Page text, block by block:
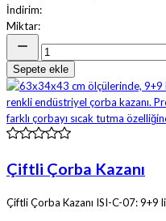
İndirim:
Miktar:
Sepete ekle
Çiftli Çorba Kazanı
Çiftli Çorba Kazanı ISI-C-07: 9+9